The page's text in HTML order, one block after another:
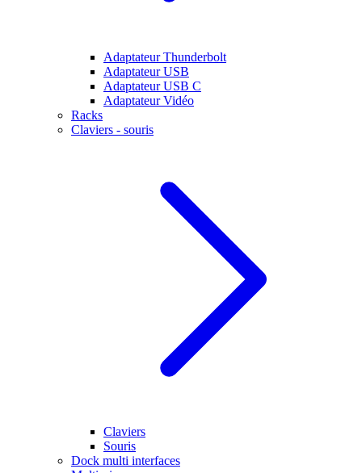
Adaptateur Thunderbolt
Adaptateur USB
Adaptateur USB C
Adaptateur Vidéo
Racks
Claviers - souris
Claviers
Souris
Dock multi interfaces